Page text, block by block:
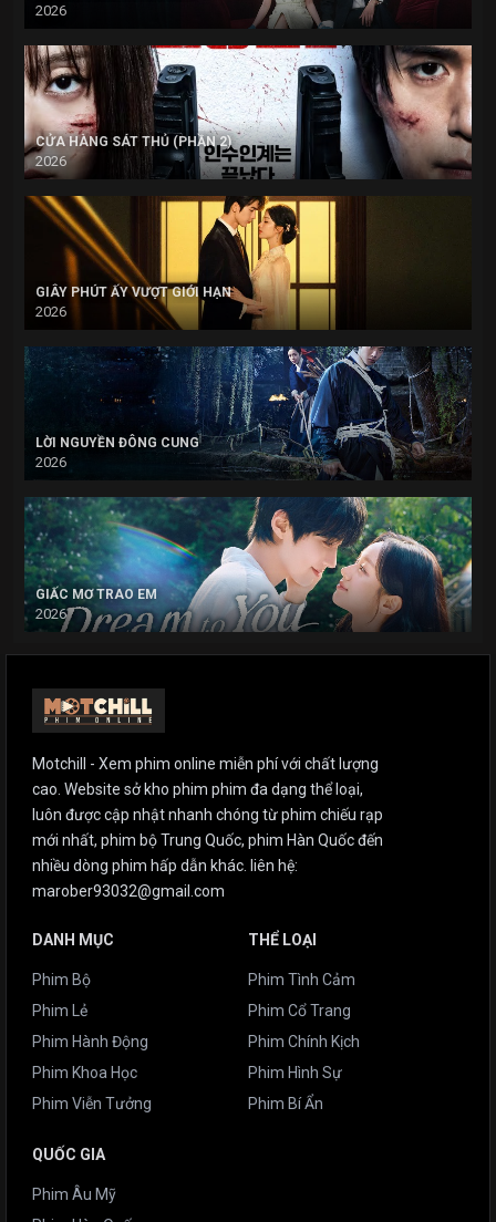
2026
CỬA HÀNG SÁT THỦ (PHẦN 2)
2026
GIÂY PHÚT ẤY VƯỢT GIỚI HẠN
2026
LỜI NGUYỀN ĐÔNG CUNG
2026
GIẤC MƠ TRAO EM
2026
Motchill - Xem phim online miễn phí với chất lượng
cao. Website sở kho phim phim đa dạng thể loại,
luôn được cập nhật nhanh chóng từ phim chiếu rạp
mới nhất, phim bộ Trung Quốc, phim Hàn Quốc đến
nhiều dòng phim hấp dẫn khác. liên hệ:
marober93032@gmail.com
DANH MỤC
Phim Bộ
Phim Lẻ
Phim Hành Động
Phim Khoa Học
Phim Viễn Tưởng
THỂ LOẠI
Phim Tình Cảm
Phim Cổ Trang
Phim Chính Kịch
Phim Hình Sự
Phim Bí Ẩn
QUỐC GIA
Phim Âu Mỹ